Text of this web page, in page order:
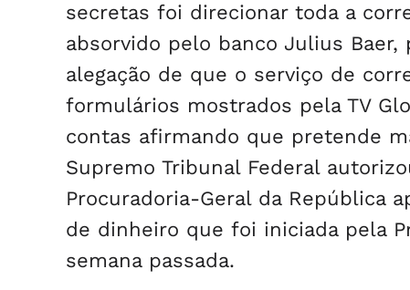
secretas foi direcionar toda a
absorvido pelo banco Julius
alegação de que o serviço de
formulários mostrados pela TV
contas afirmando que pretende
Supremo Tribunal Federal
Procuradoria-Geral da República
de dinheiro que foi iniciada pela
semana passada.